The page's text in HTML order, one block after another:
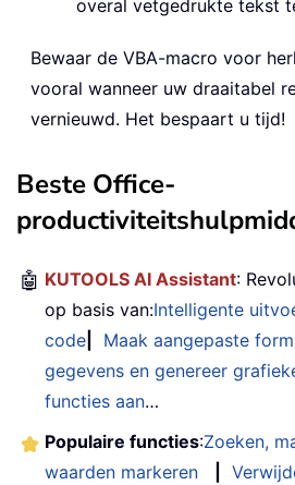
overal vetgedrukte tekst
Bewaar de VBA-macro voor
vooral wanneer uw draaitabel
vernieuwd. Het bespaart u tijd!
Beste Office-
🤖 KUTOOLS AI Assistant:
op basis van:Intelligente
code
Maak aangepaste
gegevens en genereer
functies aan…
Populaire functies:Zoeken,
waarden markeren